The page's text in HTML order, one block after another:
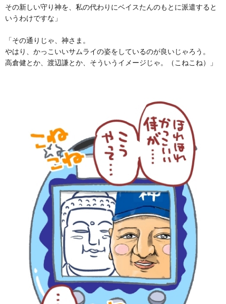
その新しい守り神を、私の代わりにベイスたんのもとに派遣すると
いうわけですな」
「その通りじゃ、神さま。
やはり、かっこいいサムライの姿をしているのが良いじゃろう。
高倉健とか、渡辺謙とか、そういうイメージじゃ。（こねこね）」